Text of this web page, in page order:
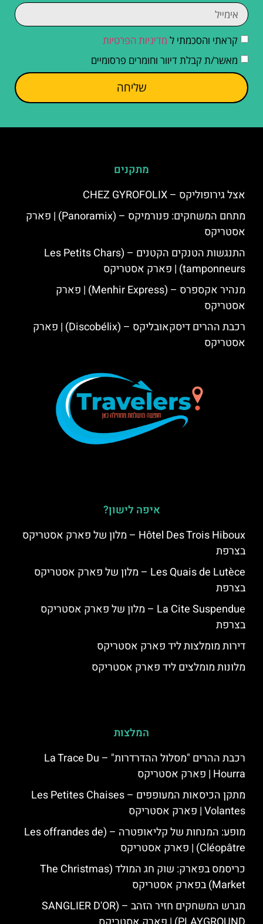
קראתי והסכמתי ל מדיניות הפרטיות
מאשר/ת קבלת דיוור וחומרים פרסומיים
שליחה
מתקנים
אצל גירופוליקס – CHEZ GYROFOLIX
מתחם המשחקים: פנורמיקס – (Panoramix) | פארק
אסטריקס
התנגשות הטנקים הקטנים – (Les Petits Chars
tamponneurs) | פארק אסטריקס
מנהיר אקספרס – (Menhir Express) | פארק
אסטריקס
רכבת ההרים דיסקאובליקס – (Discobélix) | פארק
אסטריקס
איפה לישון?
Hôtel Des Trois Hiboux – מלון של פארק אסטריקס
בצרפת
Les Quais de Lutèce – מלון של פארק אסטריקס
בצרפת
La Cite Suspendue – מלון של פארק אסטריקס
בצרפת
דירות מומלצות ליד פארק אסטריקס
מלונות מומלצים ליד פארק אסטריקס
המלצות
רכבת ההרים "מסלול ההדרדרות" – La Trace Du
Hourra | פארק אסטריקס
מתקן הכיסאות המעופפים – Les Petites Chaises
Volantes | פארק אסטריקס
מופע: המנחות של קליאופטרה – (Les offrandes de
Cléopâtre) | פארק אסטריקס
כריסמס בפארק: שוק חג המולד (The Christmas
Market) בפארק אסטריקס
מגרש המשחקים חזיר הזהב – (SANGLIER D'OR